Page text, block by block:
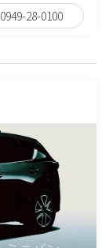
0949-28-0100